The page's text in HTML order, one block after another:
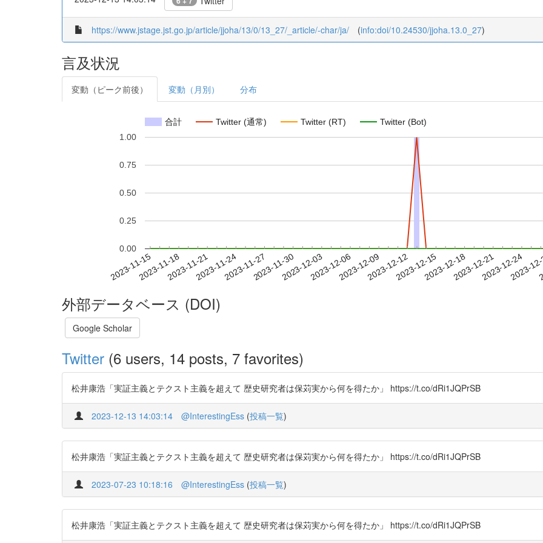
https://www.jstage.jst.go.jp/article/jjoha/13/0/13_27/_article/-char/ja/ (info:doi/10.24530/jjoha.13.0_27)
言及状況
変動（ピーク前後） 変動（月別） 分布
合計 Twitter (通常) Twitter (RT) Twitter (Bot)
2023-11-152023-11-182023-11-212023-11-242023-11-272023-11-302023-12-032023-12-062023-12-092023-12-122023-12-152023-12-182023-12-212023-12-24
2023-
0.00
0.25
0.50
0.75
1.00
外部データベース (DOI)
Google Scholar
Twitter (6 users, 14 posts, 7 favorites)
松井康浩「実証主義とテクスト主義を超えて 歴史研究者は保苅実から何を得たか」 https://t.co/dRi1JQPrSB
2023-12-13 14:03:14 @InterestingEss (投稿一覧)
松井康浩「実証主義とテクスト主義を超えて 歴史研究者は保苅実から何を得たか」 https://t.co/dRi1JQPrSB
2023-07-23 10:18:16 @InterestingEss (投稿一覧)
松井康浩「実証主義とテクスト主義を超えて 歴史研究者は保苅実から何を得たか」 https://t.co/dRi1JQPrSB